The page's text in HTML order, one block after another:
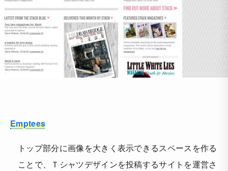
Emptees
トップ部分に画像を大きく表示できるスペースを作る
ことで、Ｔシャツデザインを投稿するサイトを運営さ